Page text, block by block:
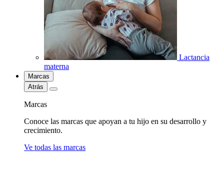
Lactancia
materna
Marcas
Atrás
Marcas
Conoce las marcas que apoyan a tu hijo en su desarrollo y
crecimiento.
Ve todas las marcas